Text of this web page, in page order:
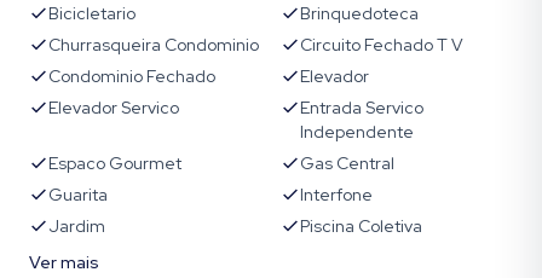
Bicicletario
Brinquedoteca
Churrasqueira Condominio
Circuito Fechado T V
Condominio Fechado
Elevador
Elevador Servico
Entrada Servico
Independente
Espaco Gourmet
Gas Central
Guarita
Interfone
Jardim
Piscina Coletiva
Ver mais